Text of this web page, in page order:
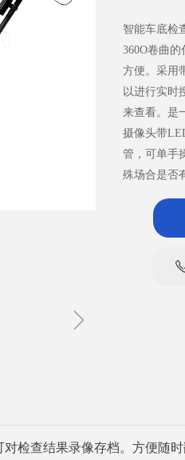
ꁇ
智能车底检
360O卷曲
方便。采用
以进行实时
来查看。是
摄像头带
管，可单手
殊场合是否
检查结果录像存档。方便随时